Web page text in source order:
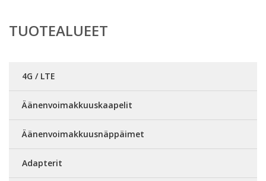
TUOTEALUEET
4G / LTE
Äänenvoimakkuuskaapelit
Äänenvoimakkuusnäppäimet
Adapterit